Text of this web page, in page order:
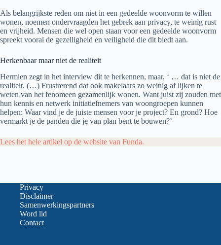
Als belangrijkste reden om niet in een gedeelde woonvorm te willen
wonen, noemen ondervraagden het gebrek aan privacy, te weinig rust
en vrijheid. Mensen die wel open staan voor een gedeelde woonvorm
spreekt vooral de gezelligheid en veiligheid die dit biedt aan.
Herkenbaar maar niet de realiteit
Hermien zegt in het interview dit te herkennen, maar, ‘ … dat is niet de
realiteit. (…) Frustrerend dat ook makelaars zo weinig af lijken te
weten van het fenomeen gezamenlijk wonen. Want juist zij zouden met
hun kennis en netwerk initiatiefnemers van woongroepen kunnen
helpen: Waar vind je de juiste mensen voor je project? En grond? Hoe
vermarkt je de panden die je van plan bent te bouwen?’
Lees het hele artikel op de website van Funda.
Privacy
Disclaimer
Samenwerkingspartners
Word lid
Contact